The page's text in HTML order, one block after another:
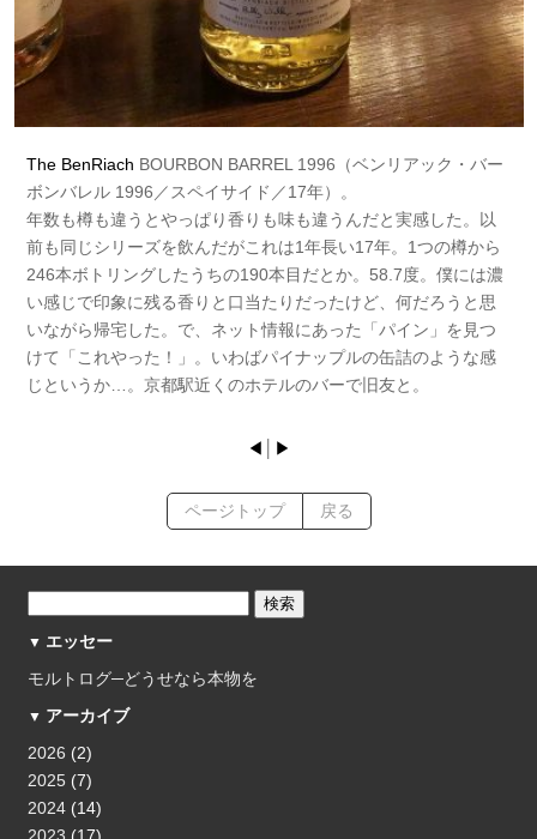
The BenRiach BOURBON BARREL 1996（ベンリアック・バー
ボンバレル 1996／スペイサイド／17年）。
年数も樽も違うとやっぱり香りも味も違うんだと実感した。以
前も同じシリーズを飲んだがこれは1年長い17年。1つの樽から
246本ボトリングしたうちの190本目だとか。58.7度。僕には濃
い感じで印象に残る香りと口当たりだったけど、何だろうと思
いながら帰宅した。で、ネット情報にあった「パイン」を見つ
けて「これやった！」。いわばパイナップルの缶詰のような感
じというか…。京都駅近くのホテルのバーで旧友と。
◀ ▶
ページトップ 戻る
エッセー
モルトログ─どうせなら本物を
アーカイブ
2026 (2)
2025(7)
2024(14)